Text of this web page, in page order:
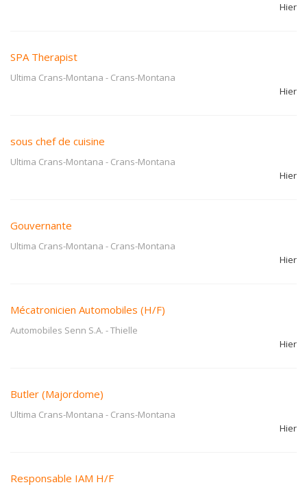
Hier
SPA Therapist
Ultima Crans-Montana - Crans-Montana
Hier
sous chef de cuisine
Ultima Crans-Montana - Crans-Montana
Hier
Gouvernante
Ultima Crans-Montana - Crans-Montana
Hier
Mécatronicien Automobiles (H/F)
Automobiles Senn S.A. -Thielle
Hier
Butler (Majordome)
Ultima Crans-Montana - Crans-Montana
Hier
Responsable IAM H/F